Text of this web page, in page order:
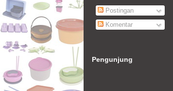
Postingan
Komentar
Pengunjung